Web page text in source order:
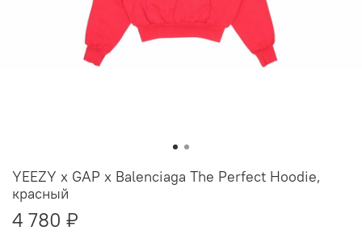
YEEZY x GAP x Balenciaga The Perfect Hoodie,
красный
4 780 ₽